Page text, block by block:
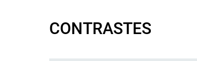
CONTRASTES